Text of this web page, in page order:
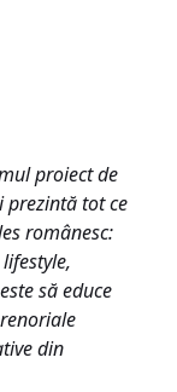
proiect de
prezintă tot ce
românesc:
să educe
din